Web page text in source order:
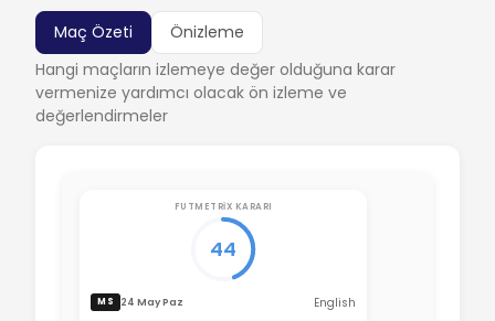
Maç Özeti
Önizleme
Hangi maçların izlemeye değer olduğuna karar
vermenize yardımcı olacak ön izleme ve
değerlendirmeler
FUTMETRIX KARARI
44
MS 24 May Paz
English